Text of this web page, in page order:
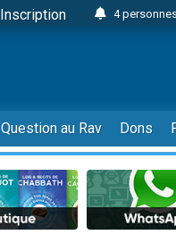
Inscription
4
168
Il
3
Eva vient
Marlène
3
2
Question au Rav Dons